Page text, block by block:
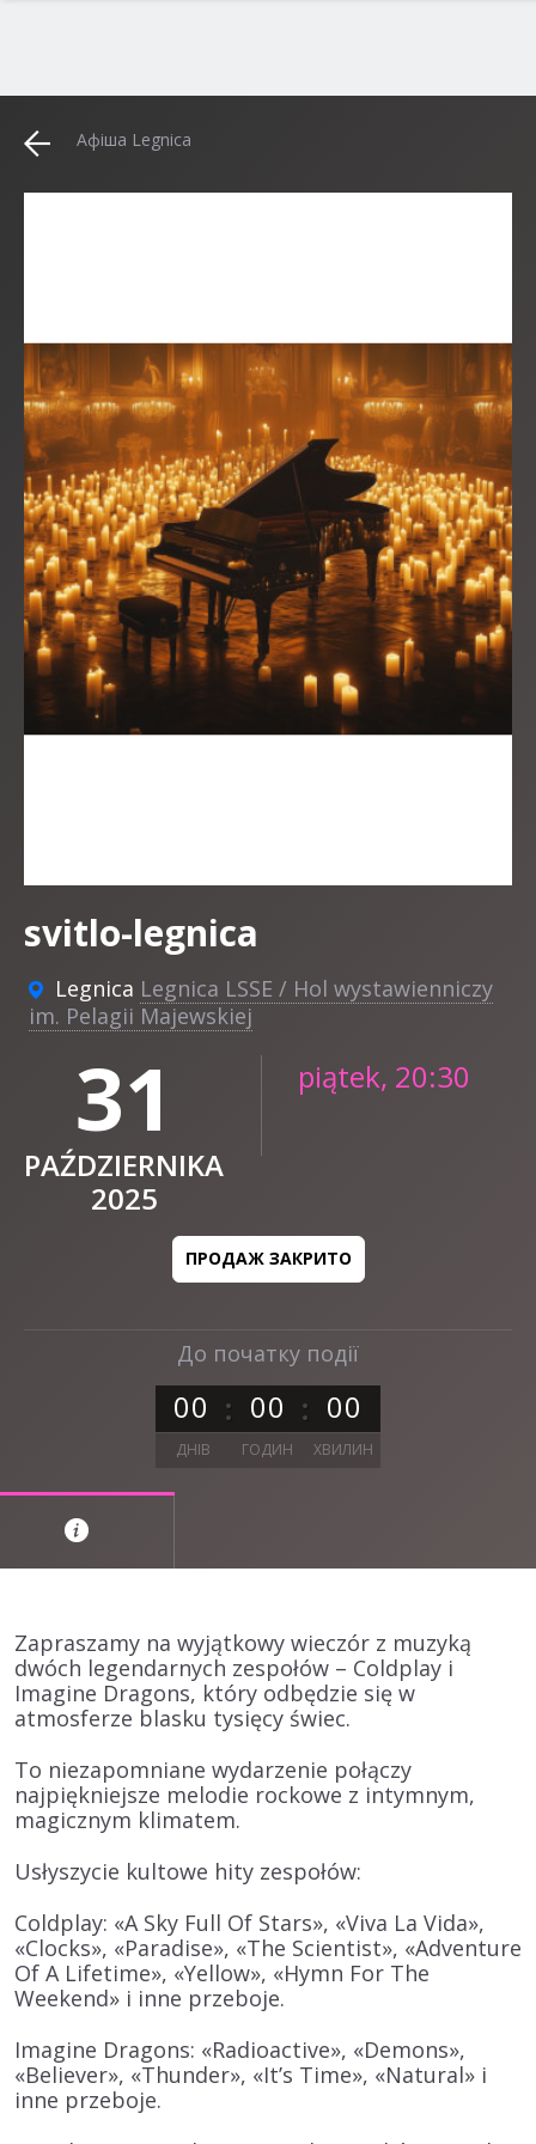
Афіша Legnica
До початку події
00 00 00
ДНІВ ГОДИН ХВИЛИН
svitlo-legnica
Legnica Legnica LSSE / Hol wystawienniczy
im. Pelagii Majewskiej
31
PAŹDZIERNIKA
2025
piątek, 20:30
ПРОДАЖ ЗАКРИТО
Zapraszamy na wyjątkowy wieczór z muzyką
dwóch legendarnych zespołów – Coldplay i
Imagine Dragons, który odbędzie się w
atmosferze blasku tysięcy świec.
To niezapomniane wydarzenie połączy
najpiękniejsze melodie rockowe z intymnym,
magicznym klimatem.
Usłyszycie kultowe hity zespołów:
Coldplay: «A Sky Full Of Stars», «Viva La Vida»,
«Clocks», «Paradise», «The Scientist», «Adventure
Of A Lifetime», «Yellow», «Hymn For The
Weekend» i inne przeboje.
Imagine Dragons: «Radioactive», «Demons»,
«Believer», «Thunder», «It’s Time», «Natural» i
inne przeboje.